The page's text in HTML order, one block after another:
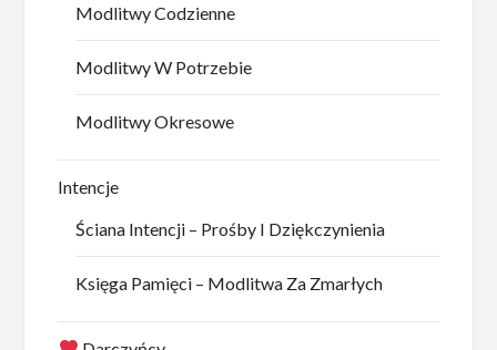
Modlitwy Codzienne
Modlitwy W Potrzebie
Modlitwy Okresowe
Intencje
Ściana Intencji – Prośby I Dziękczynienia
Księga Pamięci – Modlitwa Za Zmarłych